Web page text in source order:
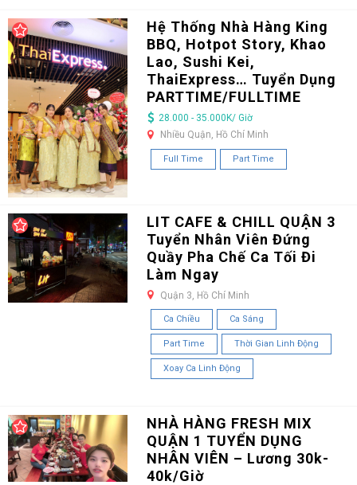
Hệ Thống Nhà Hàng King
BBQ, Hotpot Story, Khao
Lao, Sushi Kei,
ThaiExpress… Tuyển Dụng
PARTTIME/FULLTIME
28.000 - 35.000K/ Giờ
Nhiều Quận, Hồ Chí Minh
Full Time Part Time
LIT CAFE & CHILL QUẬN 3
Tuyển Nhân Viên Đứng
Quầy Pha Chế Ca Tối Đi
Làm Ngay
Quận 3, Hồ Chí Minh
Ca Chiều Ca Sáng
Part Time Thời Gian Linh Động
Xoay Ca Linh Động
NHÀ HÀNG FRESH MIX
QUẬN 1 TUYỂN DỤNG
NHÂN VIÊN – Lương 30k-
40k/Giờ